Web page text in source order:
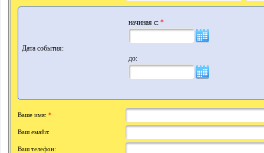
Дата события:
начиная с: *
до:
Ваше имя: *
Ваш емайл:
Ваш телефон: